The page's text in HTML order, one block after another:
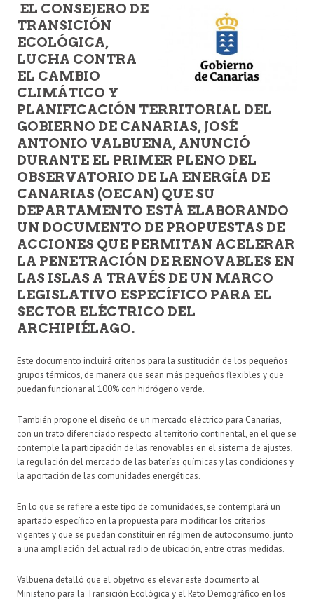
EL CONSEJERO DE
TRANSICIÓN
ECOLÓGICA,
LUCHA CONTRA
EL CAMBIO
CLIMÁTICO Y
PLANIFICACIÓN TERRITORIAL DEL
GOBIERNO DE CANARIAS, JOSÉ
ANTONIO VALBUENA, ANUNCIÓ
DURANTE EL PRIMER PLENO DEL
OBSERVATORIO DE LA ENERGÍA DE
CANARIAS (OECAN) QUE SU
DEPARTAMENTO ESTÁ ELABORANDO
UN DOCUMENTO DE PROPUESTAS DE
ACCIONES QUE PERMITAN ACELERAR
LA PENETRACIÓN DE RENOVABLES EN
LAS ISLAS A TRAVÉS DE UN MARCO
LEGISLATIVO ESPECÍFICO PARA EL
SECTOR ELÉCTRICO DEL
ARCHIPIÉLAGO.
Este documento incluirá criterios para la sustitución de los pequeños
grupos térmicos, de manera que sean más pequeños flexibles y que
puedan funcionar al 100% con hidrógeno verde.
También propone el diseño de un mercado eléctrico para Canarias,
con un trato diferenciado respecto al territorio continental, en el que se
contemple la participación de las renovables en el sistema de ajustes,
la regulación del mercado de las baterías químicas y las condiciones y
la aportación de las comunidades energéticas.
En lo que se refiere a este tipo de comunidades, se contemplará un
apartado específico en la propuesta para modificar los criterios
vigentes y que se puedan constituir en régimen de autoconsumo, junto
a una ampliación del actual radio de ubicación, entre otras medidas.
Valbuena detalló que el objetivo es elevar este documento al
Ministerio para la Transición Ecológica y el Reto Demográfico en los